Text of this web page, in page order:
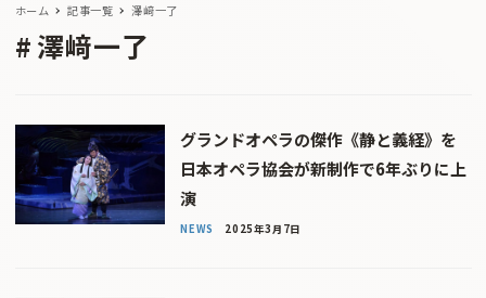
ホーム 記事一覧 澤﨑一了
澤﨑一了
グランドオペラの傑作《静と義経》を
日本オペラ協会が新制作で6年ぶりに上
演
NEWS 2025年3月7日